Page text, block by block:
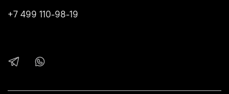
+7 499 110-98-19